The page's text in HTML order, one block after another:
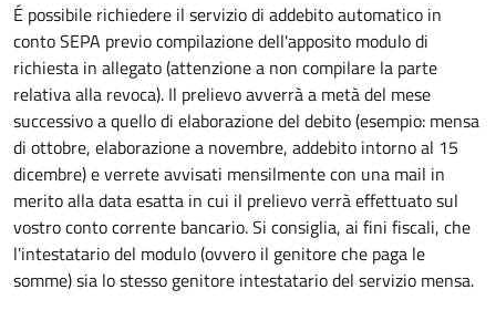
É possibile richiedere il servizio di addebito automatico in
conto SEPA previo compilazione dell'apposito modulo di
richiesta in allegato (attenzione a non compilare la parte
relativa alla revoca). Il prelievo avverrà a metà del mese
successivo a quello di elaborazione del debito (esempio: mensa
di ottobre, elaborazione a novembre, addebito intorno al 15
dicembre) e verrete avvisati mensilmente con una mail in
merito alla data esatta in cui il prelievo verrà effettuato sul
vostro conto corrente bancario. Si consiglia, ai fini fiscali, che
l'intestatario del modulo (ovvero il genitore che paga le
somme) sia lo stesso genitore intestatario del servizio mensa.